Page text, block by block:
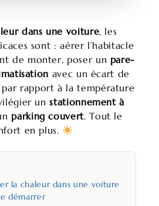
dans une voiture, les
sont : aérer l’habitacle
de monter, poser un pare-
avec un écart de
par rapport à la température
unstationnement à
parking couvert. Tout le
en plus.
la chaleur dans une voiture
démarrer